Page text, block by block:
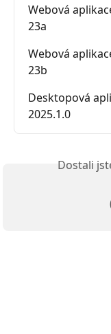
Webová
23a
Webová
23b
Desktopová
2025.1.0
Dostali